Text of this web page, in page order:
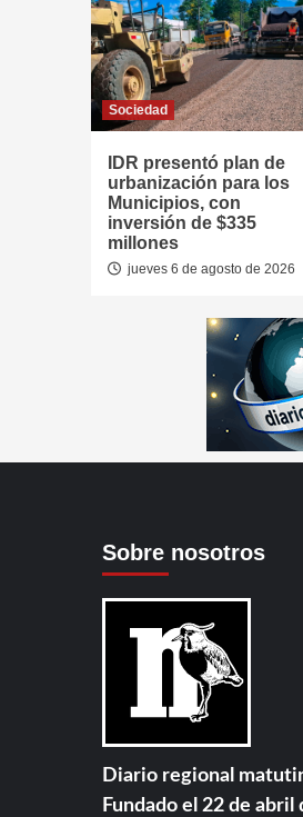
Sociedad
IDR presentó plan de
urbanización para los
Municipios, con
inversión de $335
millones
jueves 6 de agosto de 2026
Sobre nosotros
Diario regional
Fundado el 22 de abril